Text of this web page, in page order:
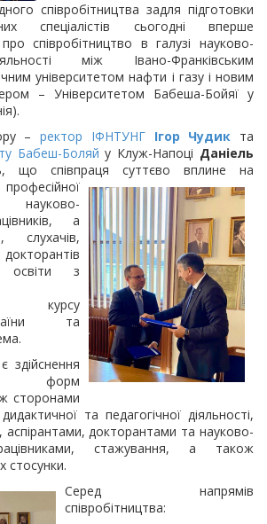
співробітництва задля підготовки
спеціалістів сьогодні вперше
співробітництво в галузі науково-
між Івано-Франківським
університетом нафти і газу і новим
– Університетом Бабеша-Бойяї у
–ректор ІФНТУНГ Ігор Чудик та
Бабеш-Боляй у Клуж-Напоці Даніель
що співпраця суттєво вплине на
а
слухачів,
освіти з
курсу
та
здійснення
форм
сторонами
та педагогічної діяльності,
аспірантами, докторантами та науково-
стажування, а також
стосунки.
Серед напрямів
співробітництва: